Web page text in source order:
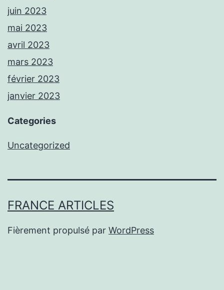
juin 2023
mai 2023
avril 2023
mars 2023
février 2023
janvier 2023
Categories
Uncategorized
FRANCE ARTICLES
Fièrement propulsé par WordPress